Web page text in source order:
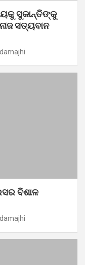
ସୁକାନ୍ତିଙ୍କୁ
ସତ୍ୟବାନ
ବିଶାଳ